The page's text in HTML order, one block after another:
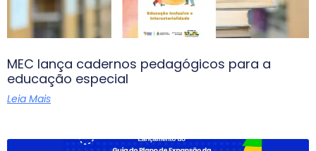
MEC lança cadernos pedagógicos para a
educação especial
Leia Mais